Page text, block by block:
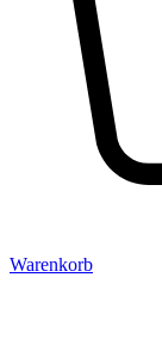
Warenkorb